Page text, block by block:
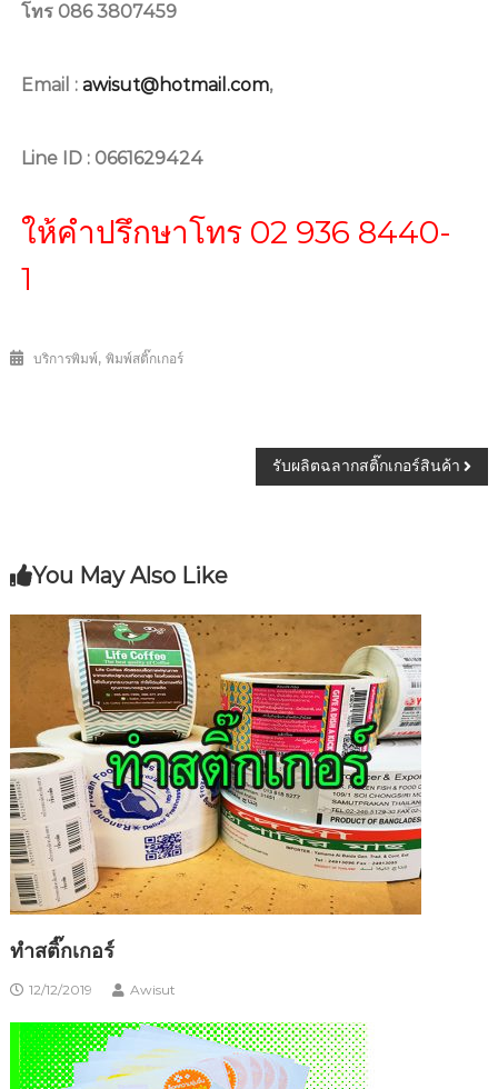
โทร 086 3807459
Email : awisut@hotmail.com,
Line ID : 0661629424
ให้คำปรึกษาโทร 02 936 8440-
1
บริการพิมพ์, พิมพ์สติ๊กเกอร์
รับผลิตฉลากสติ๊กเกอร์สินค้า
You May Also Like
ทำสติ๊กเกอร์
12/12/2019 Awisut